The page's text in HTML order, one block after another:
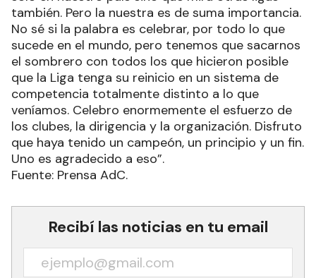
también. Pero la nuestra es de suma importancia.
No sé si la palabra es celebrar, por todo lo que
sucede en el mundo, pero tenemos que sacarnos
el sombrero con todos los que hicieron posible
que la Liga tenga su reinicio en un sistema de
competencia totalmente distinto a lo que
veníamos. Celebro enormemente el esfuerzo de
los clubes, la dirigencia y la organización. Disfruto
que haya tenido un campeón, un principio y un fin.
Uno es agradecido a eso”.
Fuente: Prensa AdC.
Recibí las noticias en tu email